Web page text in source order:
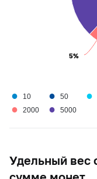
5%
5%
● 10 ● 50 ●
● 2000 ● 5000
Удельный вес